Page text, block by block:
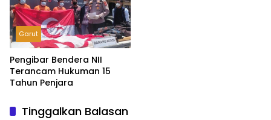
Garut
Pengibar Bendera NII
Terancam Hukuman 15
Tahun Penjara
Tinggalkan Balasan